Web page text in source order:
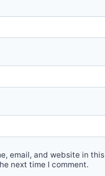
email, and website in this
next time I comment.